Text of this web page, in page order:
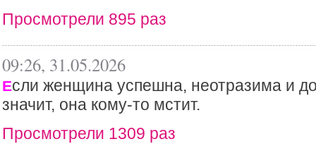
Просмотрели 895 раз
09:26, 31.05.2026
Если женщина успешна, неотразима и
значит, она кому-то мстит.
Просмотрели 1309 раз